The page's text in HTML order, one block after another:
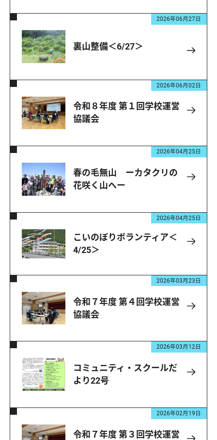
2026年06月27日
裏山整備＜6/27＞
2026年06月02日
令和８年度 第１回学校運営
協議会
2026年04月25日
春の毛無山 ーカタクリの
花咲く山へー
2026年04月25日
こいのぼりボランティア＜
4/25＞
2026年03月23日
令和７年度 第４回学校運営
協議会
2026年03月12日
コミュニティ・スクールだ
より22号
2026年02月19日
令和７年度 第３回学校運営